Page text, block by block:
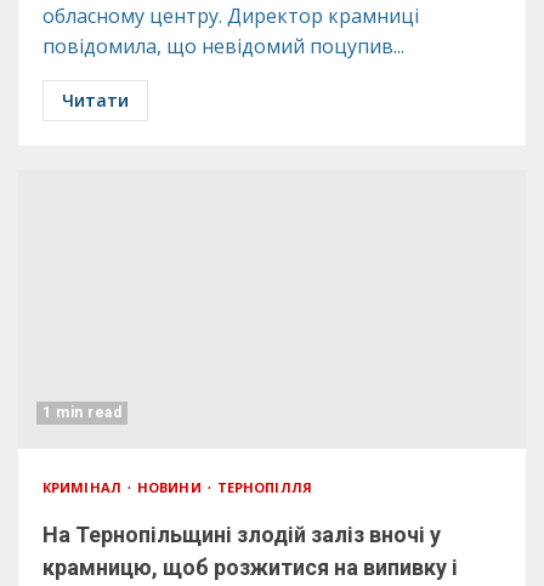
обласному центру. Директор крамниці
повідомила, що невідомий поцупив...
Читати
1 min read
КРИМІНАЛ НОВИНИ ТЕРНОПІЛЛЯ
На Тернопільщині злодій заліз вночі у
крамницю, щоб розжитися на випивку і